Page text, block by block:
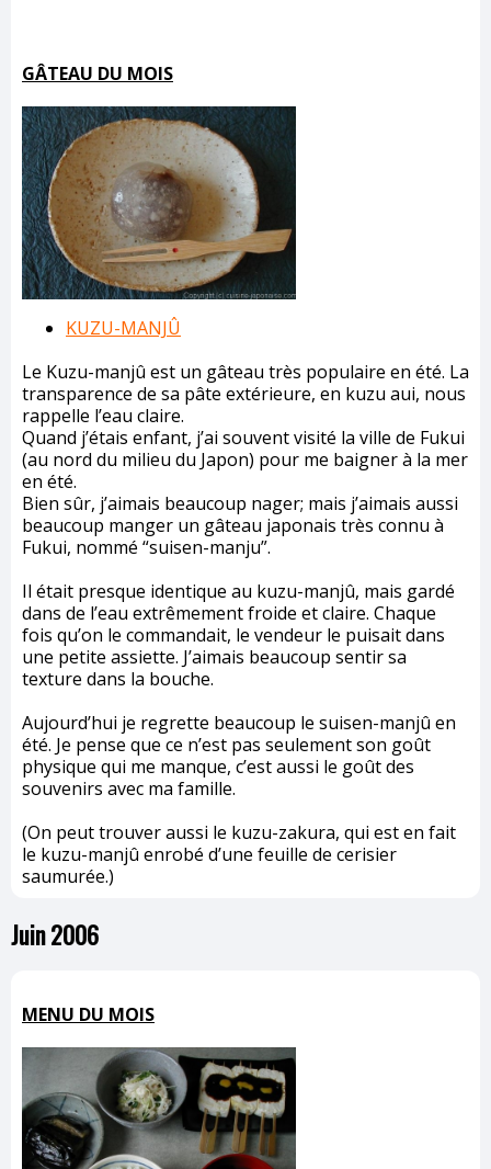
GÂTEAU DU MOIS
KUZU-MANJÛ
Le Kuzu-manjû est un gâteau très populaire en été. La
transparence de sa pâte extérieure, en kuzu aui, nous
rappelle l’eau claire.
Quand j’étais enfant, j’ai souvent visité la ville de Fukui
(au nord du milieu du Japon) pour me baigner à la mer
en été.
Bien sûr, j’aimais beaucoup nager; mais j’aimais aussi
beaucoup manger un gâteau japonais très connu à
Fukui, nommé “suisen-manju”.
Il était presque identique au kuzu-manjû, mais gardé
dans de l’eau extrêmement froide et claire. Chaque
fois qu’on le commandait, le vendeur le puisait dans
une petite assiette. J’aimais beaucoup sentir sa
texture dans la bouche.
Aujourd’hui je regrette beaucoup le suisen-manjû en
été. Je pense que ce n’est pas seulement son goût
physique qui me manque, c’est aussi le goût des
souvenirs avec ma famille.
(On peut trouver aussi le kuzu-zakura, qui est en fait
le kuzu-manjû enrobé d’une feuille de cerisier
saumurée.)
Juin 2006
MENU DU MOIS